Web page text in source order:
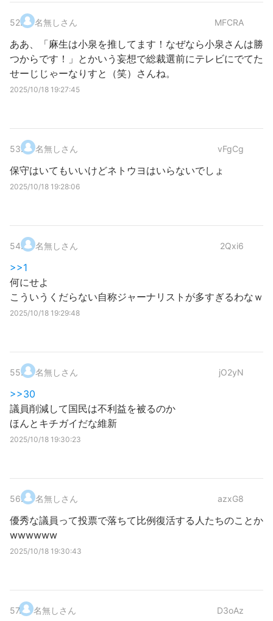
52. 名無しさん MFCRA
ああ、「麻生は小泉を推してます！なぜなら小泉さんは勝
つからです！」とかいう妄想で総裁選前にテレビにでてた
せーじじゃーなりすと（笑）さんね。
2025/10/18 19:27:45
53. 名無しさん vFgCg
保守はいてもいいけどネトウヨはいらないでしょ
2025/10/18 19:28:06
54. 名無しさん 2Qxi6
>>1
何にせよ
こういうくだらない自称ジャーナリストが多すぎるわなｗ
2025/10/18 19:29:48
55. 名無しさん jO2yN
>>30
議員削減して国民は不利益を被るのか
ほんとキチガイだな維新
2025/10/18 19:30:23
56. 名無しさん azxG8
優秀な議員って投票で落ちて比例復活する人たちのことか
wwwwww
2025/10/18 19:30:43
57. 名無しさん D3oAz